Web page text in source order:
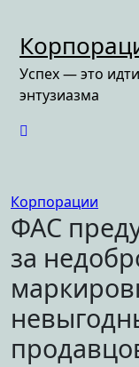
содержимому
Успех — это
энтузиазма
Корпорации
ФАС
за